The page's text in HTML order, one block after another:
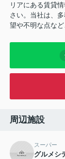
リアにある賃貸
さい。当社は、
望や不明な点な
周辺施設
スーパー
グルメシ